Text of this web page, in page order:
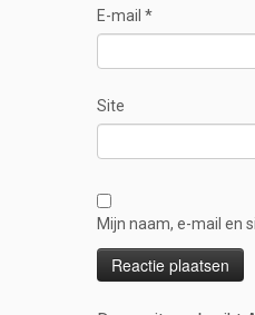
E-mail *
Site
Mijn naam, e-mail en